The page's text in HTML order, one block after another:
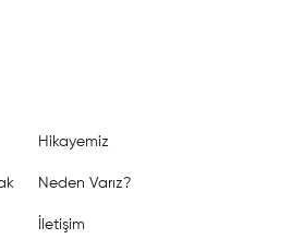
Hikayemiz
Neden Varız?
İletişim